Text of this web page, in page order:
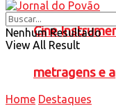
Cine
metragens e
Nenhum Resultado
View All Result
Home Destaques